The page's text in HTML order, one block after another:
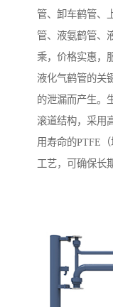
管、卸车鹤管、
管、液氨鹤管、
乘，价格实惠，
液化气鹤管的关
的泄漏而产生。
滚道结构，采用
用寿命的PTFE
工艺，可确保长